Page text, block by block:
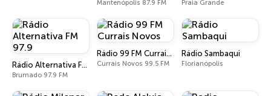
Mantenópolis 87.9 FM Praia Grande
Rádio Alternativa FM 97.9
Brumado 97.9 FM
Rádio 99 FM Currais Novos
Currais Novos 99.5 FM
Rádio Sambaqui
Florianópolis